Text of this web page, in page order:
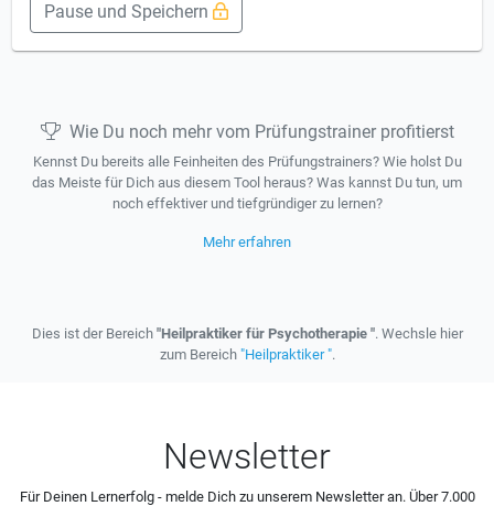
Pause und Speichern
Wie Du noch mehr vom Prüfungstrainer profitierst
Kennst Du bereits alle Feinheiten des Prüfungstrainers? Wie holst Du
das Meiste für Dich aus diesem Tool heraus? Was kannst Du tun, um
noch effektiver und tiefgründiger zu lernen?
Mehr erfahren
Dies ist der Bereich "Heilpraktiker für Psychotherapie ". Wechsle hier
zum Bereich "Heilpraktiker ".
Newsletter
Für Deinen Lernerfolg - melde Dich zu unserem Newsletter an. Über 7.000